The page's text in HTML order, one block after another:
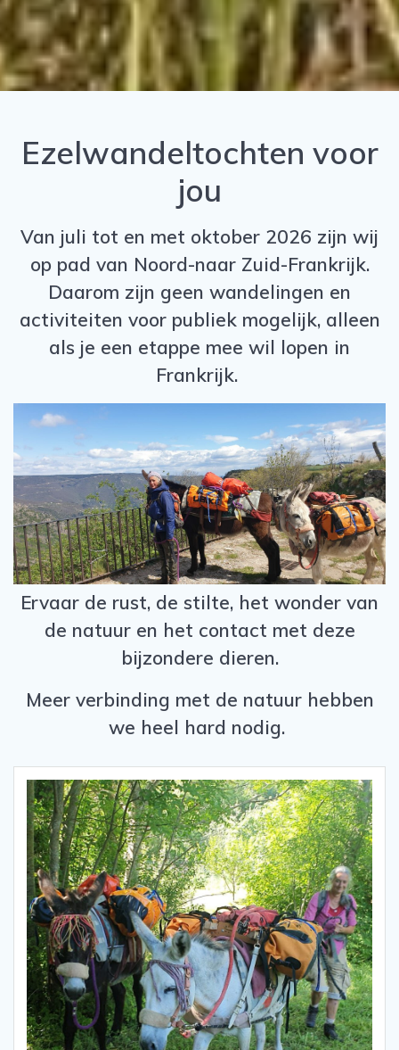
Ezelwandeltochten voor
jou
Van juli tot en met oktober 2026 zijn wij
op pad van Noord-naar Zuid-Frankrijk.
Daarom zijn geen wandelingen en
activiteiten voor publiek mogelijk, alleen
als je een etappe mee wil lopen in
Frankrijk.
Ervaar de rust, de stilte, het wonder van
de natuur en het contact met deze
bijzondere dieren.
Meer verbinding met de natuur hebben
we heel hard nodig.